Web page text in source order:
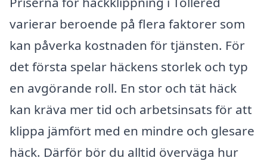
varierar beroende på flera faktorer som
kan påverka kostnaden för tjänsten. För
det första spelar häckens storlek och typ
en avgörande roll. En stor och tät häck
kan kräva mer tid och arbetsinsats för att
klippa jämfört med en mindre och glesare
häck. Därför bör du alltid överväga hur